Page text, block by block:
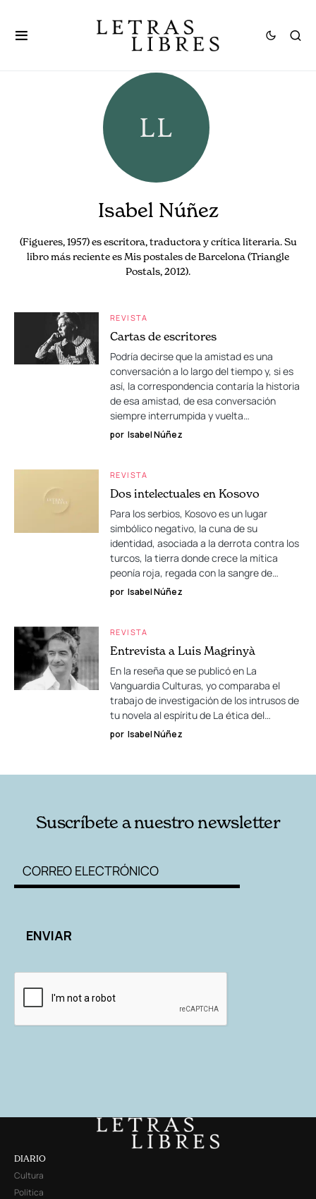
Isabel Núñez
(Figueres, 1957) es escritora, traductora y crítica literaria. Su
libro más reciente es Mis postales de Barcelona (Triangle
Postals, 2012).
REVISTA
Cartas de escritores
Podría decirse que la amistad es una
conversación a lo largo del tiempo y, si es
así, la correspondencia contaría la historia
de esa amistad, de esa conversación
siempre interrumpida y vuelta…
por Isabel Núñez
REVISTA
Dos intelectuales en Kosovo
Para los serbios, Kosovo es un lugar
simbólico negativo, la cuna de su
identidad, asociada a la derrota contra los
turcos, la tierra donde crece la mítica
peonía roja, regada con la sangre de…
por Isabel Núñez
REVISTA
Entrevista a Luis Magrinyà
En la reseña que se publicó en La
Vanguardia Culturas, yo comparaba el
trabajo de investigación de los intrusos de
tu novela al espíritu de La ética del…
por Isabel Núñez
Suscríbete a nuestro newsletter
DIARIO
Cultura
Política